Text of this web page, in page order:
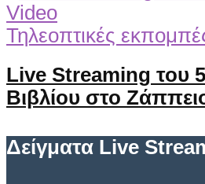
Video
Τηλεοπτικές
Live Streaming του
Βιβλίου στο
Δείγματα Live